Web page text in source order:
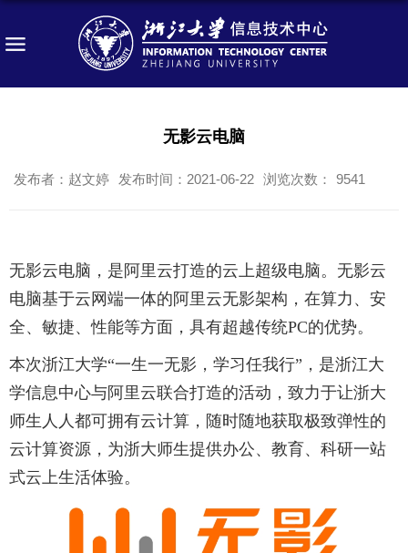
无影云电脑
发布者：赵文婷 发布时间：2021-06-22 浏览次数： 9541
无影云电脑 ，是阿里云打造的云上超级电脑。无影云
电脑基于云网端一体的阿里云无影架构，在算力、安
全、敏捷、性能等方面，具有超越传统PC的优势。
本次浙江大学“一生一无影，学习任我行”，是浙江大
学信息中心与阿里云联合打造的活动，致力于让浙大
师生人人都可拥有云计算，随时随地获取极致弹性的
云计算资源，为浙大师生提供办公、教育、科研一站
式云上生活体验。